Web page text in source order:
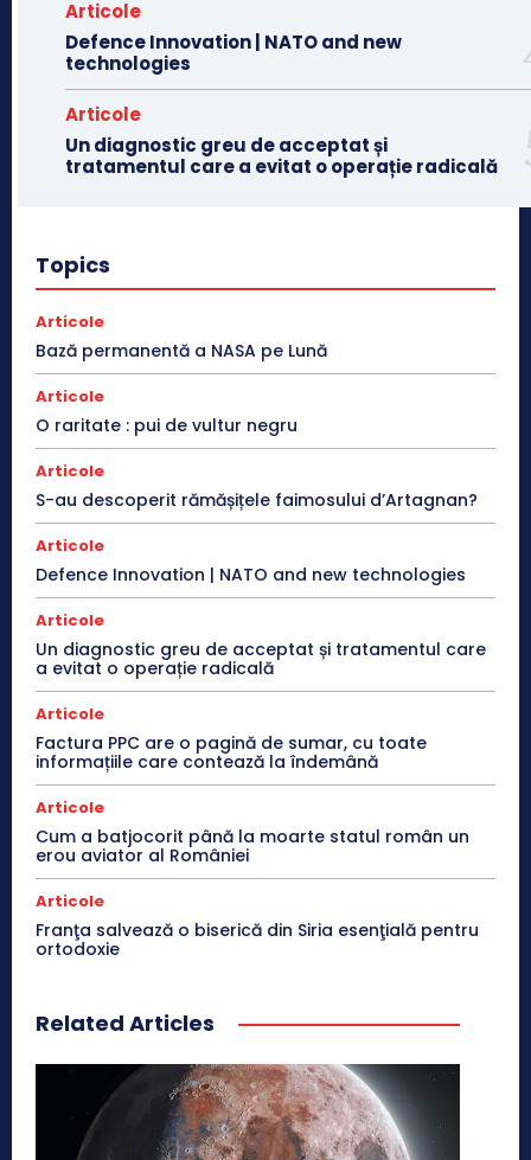
Articole
Defence Innovation | NATO and new
technologies
Articole
Un diagnostic greu de acceptat și
tratamentul care a evitat o operație radicală
Topics
Articole
Bază permanentă a NASA pe Lună
Articole
O raritate : pui de vultur negru
Articole
S-au descoperit rămășițele faimosului d’Artagnan?
Articole
Defence Innovation | NATO and new technologies
Articole
Un diagnostic greu de acceptat și tratamentul care
a evitat o operație radicală
Articole
Factura PPC are o pagină de sumar, cu toate
informațiile care contează la îndemână
Articole
Cum a batjocorit până la moarte statul român un
erou aviator al României
Articole
Franţa salvează o biserică din Siria esenţială pentru
ortodoxie
Related Articles